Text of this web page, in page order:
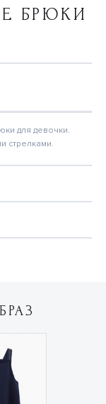
БРЮКИ
для девочки.
стрелками.